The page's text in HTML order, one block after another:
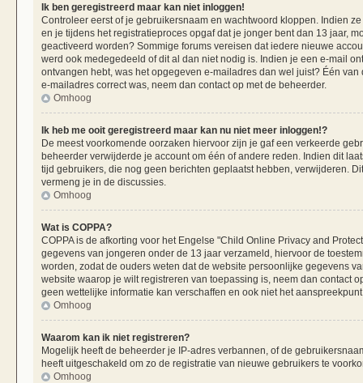
Ik ben geregistreerd maar kan niet inloggen!
Controleer eerst of je gebruikersnaam en wachtwoord kloppen. Indien
en je tijdens het registratieproces opgaf dat je jonger bent dan 13 jaar,
geactiveerd worden? Sommige forums vereisen dat iedere nieuwe
werd ook medegedeeld of dit al dan niet nodig is. Indien je een e-mail
ontvangen hebt, was het opgegeven e-mailadres dan wel juist? Één
e-mailadres correct was, neem dan contact op met de beheerder.
Omhoog
Ik heb me ooit geregistreerd maar kan nu niet meer inloggen!?
De meest voorkomende oorzaken hiervoor zijn je gaf een verkeerde
beheerder verwijderde je account om één of andere reden. Indien dit
tijd gebruikers, die nog geen berichten geplaatst hebben, verwijderen.
vermeng je in de discussies.
Omhoog
Wat is COPPA?
COPPA is de afkorting voor het Engelse "Child Online Privacy and
gegevens van jongeren onder de 13 jaar verzameld, hiervoor de
worden, zodat de ouders weten dat de website persoonlijke gegevens
website waarop je wilt registreren van toepassing is, neem dan contact
geen wettelijke informatie kan verschaffen en ook niet het
Omhoog
Waarom kan ik niet registreren?
Mogelijk heeft de beheerder je IP-adres verbannen, of de
heeft uitgeschakeld om zo de registratie van nieuwe gebruikers te
Omhoog